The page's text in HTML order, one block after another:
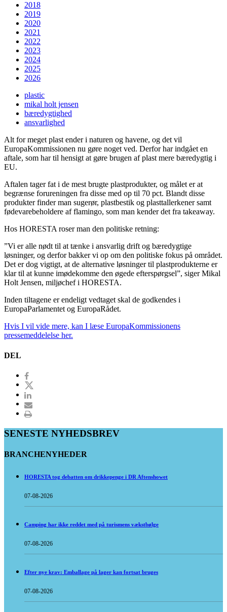
2018
2019
2020
2021
2022
2023
2024
2025
2026
plastic
mikal holt jensen
bæredygtighed
ansvarlighed
Alt for meget plast ender i naturen og havene, og det vil
EuropaKommissionen nu gøre noget ved. Derfor har indgået en
aftale, som har til hensigt at gøre brugen af plast mere bæredygtig i
EU.
Aftalen tager fat i de mest brugte plastprodukter, og målet er at
begrænse forureningen fra disse med op til 70 pct. Blandt disse
produkter finder man sugerør, plastbestik og plasttallerkener samt
fødevarebeholdere af flamingo, som man kender det fra takeaway.
Hos HORESTA roser man den politiske retning:
”Vi er alle nødt til at tænke i ansvarlig drift og bæredygtige
løsninger, og derfor bakker vi op om den politiske fokus på området.
Det er dog vigtigt, at de alternative løsninger til plastprodukterne er
klar til at kunne imødekomme den øgede efterspørgsel”, siger Mikal
Holt Jensen, miljøchef i HORESTA.
Inden tiltagene er endeligt vedtaget skal de godkendes i
EuropaParlamentet og EuropaRådet.
Hvis I vil vide mere, kan I læse EuropaKommissionens
pressemeddelelse her.
DEL
SENESTE NYHEDSBREV
BRANCHENYHEDER
HORESTA tog debatten om drikkepenge i DR Aftenshowet
07-08-2026
Camping har ikke reddet med på turismens vækstbølge
07-08-2026
Efter nye krav: Emballage på lager kan fortsat bruges
07-08-2026